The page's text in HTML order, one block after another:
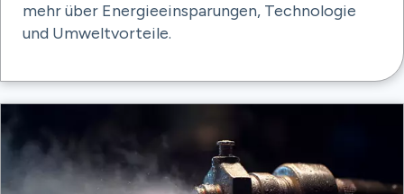
mehr über Energieeinsparungen, Technologie
und Umweltvorteile.